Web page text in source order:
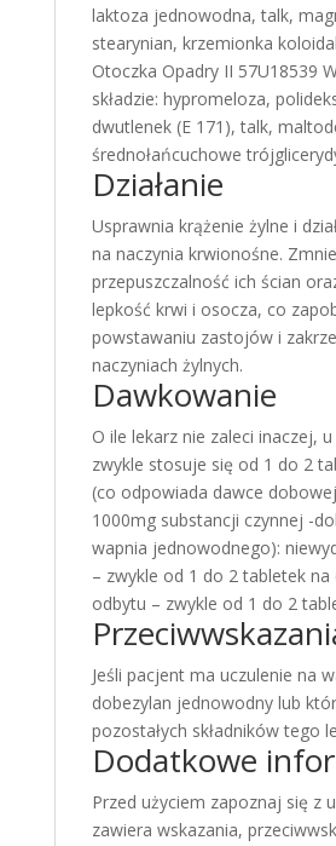
laktoza jednowodna, talk,
stearynian, krzemionka
Otoczka Opadry II 57U18539
składzie: hypromeloza,
dwutlenek (E 171), talk,
średnołańcuchowe
Działanie
Usprawnia krążenie żylne i
na naczynia krwionośne.
przepuszczalność ich ścian
lepkość krwi i osocza, co
powstawaniu zastojów i
naczyniach żylnych.
Dawkowanie
O ile lekarz nie zaleci inaczej, u
zwykle stosuje się od 1 do 2
(co odpowiada dawce
1000mg substancji czynnej -
wapnia jednowodnego):
– zwykle od 1 do 2 tabletek na
odbytu – zwykle od 1 do 2
Jeśli pacjent ma uczulenie na
dobezylan jednowodny lub
pozostałych składników tego
Dodatkowe
Przed użyciem zapoznaj się z
zawiera wskazania,